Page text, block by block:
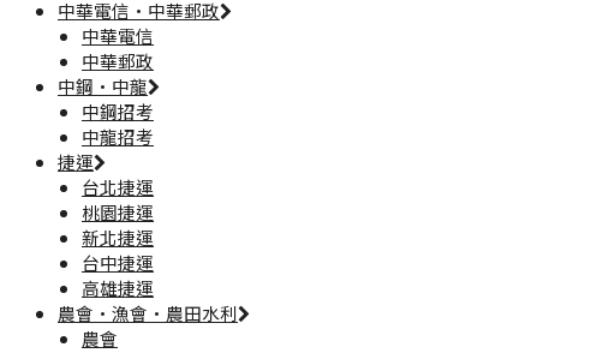
中華電信·中華郵政
中華電信
中華郵政
中鋼·中龍
中鋼招考
中龍招考
捷運
台北捷運
桃園捷運
新北捷運
台中捷運
高雄捷運
農會·漁會·農田水利
農會